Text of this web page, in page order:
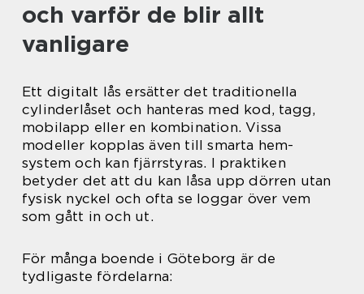
och varför de blir allt
vanligare
Ett digitalt lås ersätter det traditionella
cylinderlåset och hanteras med kod, tagg,
mobilapp eller en kombination. Vissa
modeller kopplas även till smarta hem-
system och kan fjärrstyras. I praktiken
betyder det att du kan låsa upp dörren utan
fysisk nyckel och ofta se loggar över vem
som gått in och ut.
För många boende i Göteborg är de
tydligaste fördelarna: